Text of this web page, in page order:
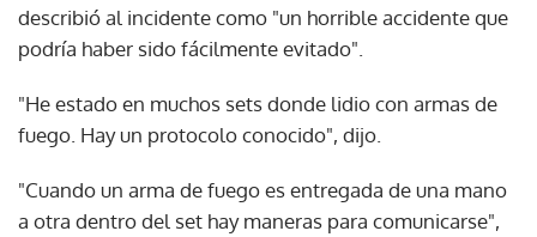
describió al incidente como "un horrible accidente que
podría haber sido fácilmente evitado".
"He estado en muchos sets donde lidio con armas de
fuego. Hay un protocolo conocido", dijo.
"Cuando un arma de fuego es entregada de una mano
a otra dentro del set hay maneras para comunicarse",